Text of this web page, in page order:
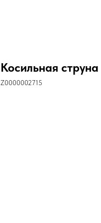
Косильная
Z0000002715